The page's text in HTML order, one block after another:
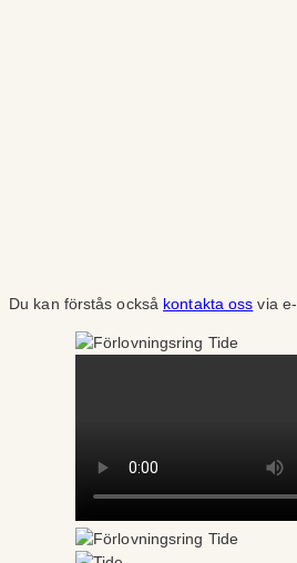
Du kan förstås också kontakta oss via